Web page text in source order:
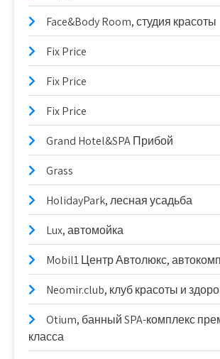
Face&Body Room, студия красоты
Fix Price
Fix Price
Fix Price
Grand Hotel&SPA Прибой
Grass
HolidayPark, лесная усадьба
Lux, автомойка
Mobil1 Центр Автолюкс,
Neomir.club, клуб красоты и
Otium, банный SPA-комплекс
класса